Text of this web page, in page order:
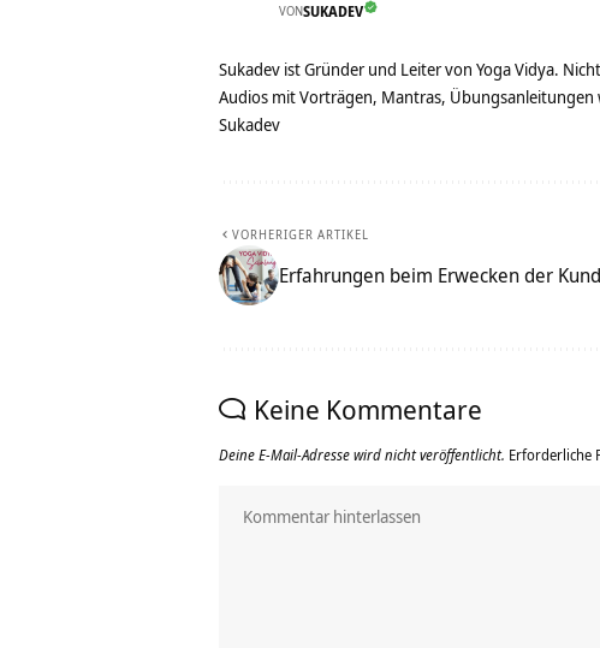
VONSUKADEV
Sukadev ist Gründer und Leiter von Yoga Vidya.
Audios mit Vorträgen, Mantras,
Sukadev
VORHERIGER ARTIKEL
Erfahrungen beim Erwecken der
Keine Kommentare
Deine E-Mail-Adresse wird nicht veröffentlicht. Erforderliche